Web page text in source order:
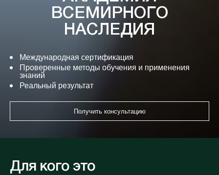
ВСЕМИРНОГО
НАСЛЕДИЯ
Международная сертификация
Проверенные методы обучения и применения
знаний
Реальный результат
Получить консультацию
Для кого это